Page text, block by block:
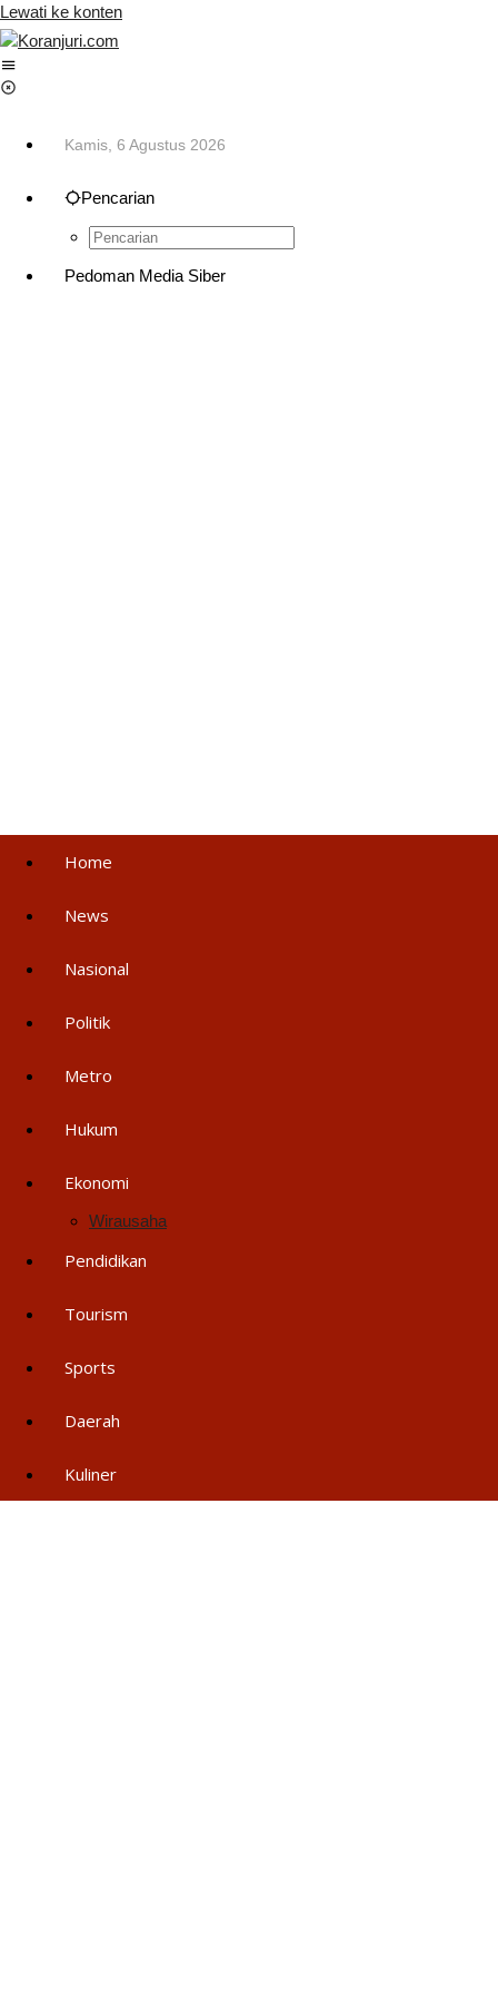
Lewati ke konten
Kamis, 6 Agustus 2026
Pencarian
Pedoman Media Siber
Home
News
Nasional
Politik
Metro
Hukum
Ekonomi
Wirausaha
Pendidikan
Tourism
Sports
Daerah
Kuliner